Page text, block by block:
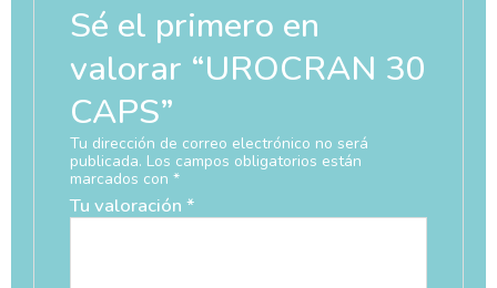
Sé el primero en
valorar “UROCRAN 30
CAPS”
Tu dirección de correo electrónico no será
publicada. Los campos obligatorios están
marcados con *
Tu valoración *